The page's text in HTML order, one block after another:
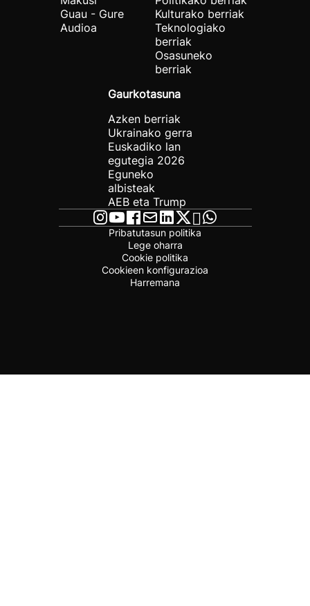
Guau - Gure
Audioa
Kulturako berriak
Teknologiako
berriak
Osasuneko
berriak
Gaurkotasuna
Azken berriak
Ukrainako gerra
Euskadiko lan
egutegia 2026
Eguneko
albisteak
AEB eta Trump
Pribatutasun politika
Lege oharra
Cookie politika
Cookieen konfigurazioa
Harremana